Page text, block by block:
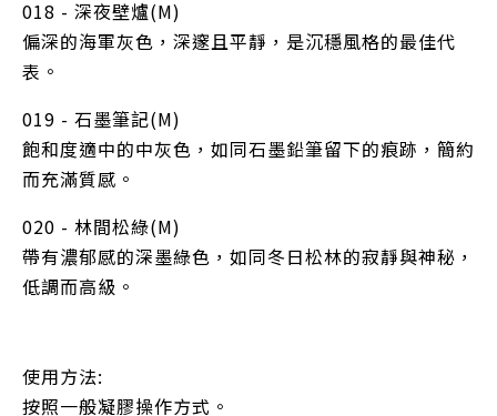
018 - 深夜壁爐(M)
偏深的海軍灰色，深邃且平靜，是沉穩風格的最佳代
表。
019 - 石墨筆記(M)
飽和度適中的中灰色，如同石墨鉛筆留下的痕跡，簡約
而充滿質感。
020 - 林間松綠(M)
帶有濃郁感的深墨綠色，如同冬日松林的寂靜與神秘，
低調而高級。
使用方法:
按照一般凝膠操作方式。